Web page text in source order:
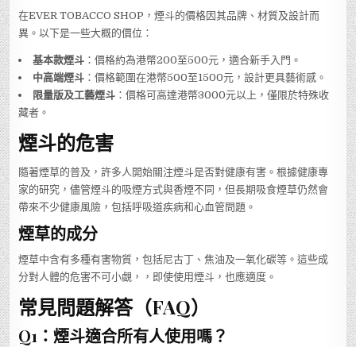
在EVER TOBACCO SHOP，煙斗的價格因其品牌、材質及設計而
異。以下是一些大概的價位：
基本款煙斗 ：價格約為港幣200至500元，適合新手入門。
中高端煙斗 ：價格範圍在港幣500至1500元，設計更具藝術感。
限量版及工藝煙斗 ：價格可高達港幣3000元以上，僅限於特殊收
藏者。
煙斗的危害
隨著煙草的普及，許多人開始關注煙斗是否對健康有害。根據健康專
家的研究，儘管煙斗的吸煙方式與香煙不同，但長期吸食煙草仍然會
帶來不少健康風險，包括呼吸道疾病和心血管問題。
煙草的成分
煙草中含有多種有害物質，包括尼古丁、焦油及一氧化碳等。這些成
分對人體的危害不可小覷，，即使使用煙斗，也應適度。
常見問題解答（FAQ）
Q1：煙斗適合所有人使用嗎？